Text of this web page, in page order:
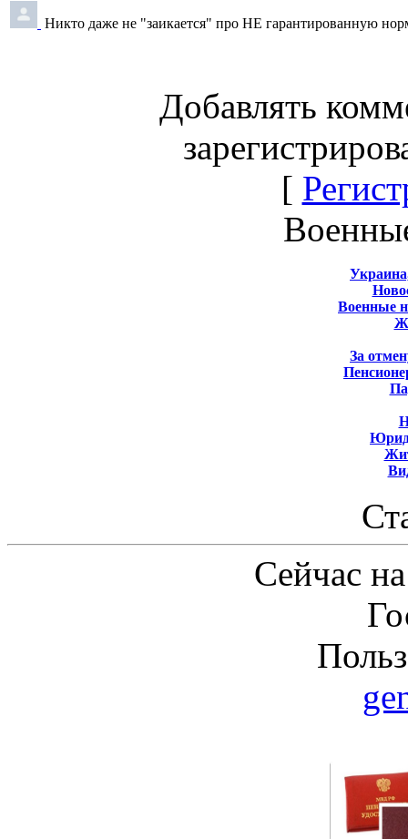
Никто даже не "заикается" про НЕ гарантированную
Добавлять
[
Военные
За
Сейчас